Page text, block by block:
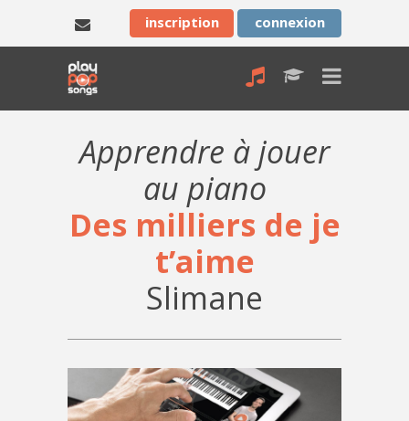
inscription connexion
Apprendre à jouer
au piano
Des milliers de je
t’aime
Slimane